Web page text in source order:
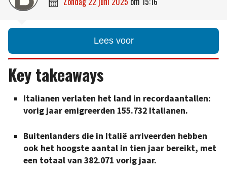

Lees voor
Key takeaways
Italianen verlaten het land in recordaantallen:
vorig jaar emigreerden 155.732 Italianen.
Buitenlanders die in Italië arriveerden hebben
ook het hoogste aantal in tien jaar bereikt, met
een totaal van 382.071 vorig jaar.